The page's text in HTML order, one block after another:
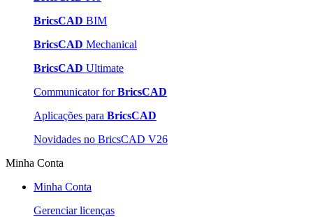
BricsCAD BIM
BricsCAD Mechanical
BricsCAD Ultimate
Communicator forBricsCAD
Aplicações para BricsCAD
Novidades no BricsCAD V26
Minha Conta
Minha Conta
Gerenciar licenças